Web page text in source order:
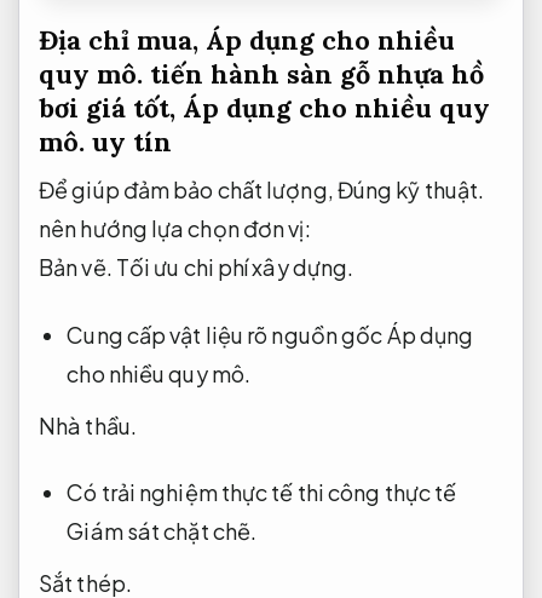
Địa chỉ mua, Áp dụng cho nhiều
quy mô. tiến hành sàn gỗ nhựa hồ
bơi giá tốt, Áp dụng cho nhiều quy
mô. uy tín
Để giúp đảm bảo chất lượng,Đúng kỹ thuật.
nên hướng lựa chọn đơn vị:
Bản vẽ. Tối ưu chi phí xây dựng.
Cung cấp vật liệu rõ nguồn gốcÁp dụng
cho nhiều quy mô.
Nhà thầu.
Có trải nghiệm thực tế thi công thực tế
Giám sát chặt chẽ.
Sắt thép.